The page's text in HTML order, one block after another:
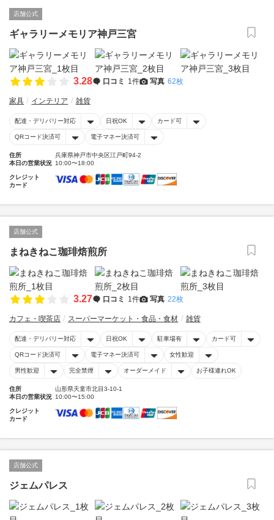
店舗公式
ギャラリーメモリア神戸三宮
3.28 口コミ 1件 写真 62枚
家具 インテリア 雑貨
配達・デリバリー対応 日祝OK カード可
QRコード決済可 電子マネー決済可
住所
兵庫県神戸市中央区江戸町94-2
本日の営業状況 10:00〜18:00
クレジット
カード
店舗公式
まねきねこ珈琲焙煎所
3.27 口コミ 1件 写真 22枚
カフェ・喫茶店 スーパーマーケット・食品・食材 雑貨
配達・デリバリー対応 日祝OK 駐車場有 カード可
QRコード決済可 電子マネー決済可 女性歓迎
男性歓迎 完全禁煙 オーダーメイド お子様連れOK
住所
山形県天童市北目3-10-1
本日の営業状況 10:00〜15:00
クレジット
カード
店舗公式
ジェムパレス